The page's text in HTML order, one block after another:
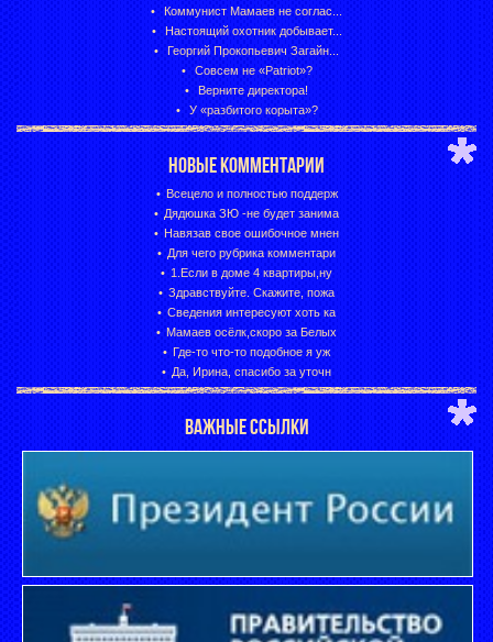
Коммунист Мамаев не соглас...
Настоящий охотник добывает...
Георгий Прокопьевич Загайн...
Совсем не «Patriot»?
Верните директора!
У «разбитого корыта»?
НОВЫЕ КОММЕНТАРИИ
Всецело и полностью поддерж
Дядюшка ЗЮ -не будет занима
Навязав свое ошибочное мнен
Для чего рубрика комментари
1.Если в доме 4 квартиры,ну
Здравствуйте. Скажите, пожа
Сведения интересуют хоть ка
Мамаев осёлк,скоро за Белых
Где-то что-то подобное я уж
Да, Ирина, спасибо за уточн
ВАЖНЫЕ ССЫЛКИ